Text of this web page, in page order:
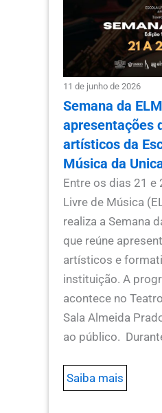
11 de junho de 2026
Semana da
apresentações
artísticos da
Música da
Entre os dias 21 e
Livre de Música
realiza a Semana
que reúne
artísticos e
instituição. A
acontece no
Sala Almeida
ao público.
Saiba mais